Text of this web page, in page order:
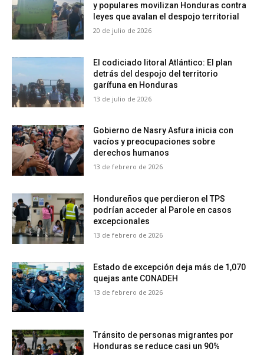
y populares movilizan Honduras contra
leyes que avalan el despojo territorial
20 de julio de 2026
El codiciado litoral Atlántico: El plan
detrás del despojo del territorio
garífuna en Honduras
13 de julio de 2026
Gobierno de Nasry Asfura inicia con
vacíos y preocupaciones sobre
derechos humanos
13 de febrero de 2026
Hondureños que perdieron el TPS
podrían acceder al Parole en casos
excepcionales
13 de febrero de 2026
Estado de excepción deja más de 1,070
quejas ante CONADEH
13 de febrero de 2026
Tránsito de personas migrantes por
Honduras se reduce casi un 90%